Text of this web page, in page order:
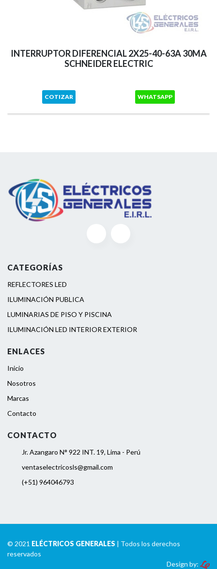
INTERRUPTOR DIFERENCIAL 2X25-40-63A 30MA
SCHNEIDER ELECTRIC
COTIZAR WHATSAPP
CATEGORÍAS
REFLECTORES LED
ILUMINACIÓN PUBLICA
LUMINARIAS DE PISO Y PISCINA
ILUMINACIÓN LED INTERIOR EXTERIOR
ENLACES
Inicio
Nosotros
Marcas
Contacto
CONTACTO
Jr. Azangaro N° 922 INT. 19, Lima - Perú
ventaselectricosls@gmail.com
(+51) 964046793
© 2021 ELÉCTRICOS GENERALES | Todos los derechos
reservados
Design by: